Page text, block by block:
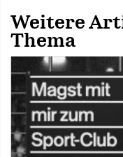
Weitere
Thema